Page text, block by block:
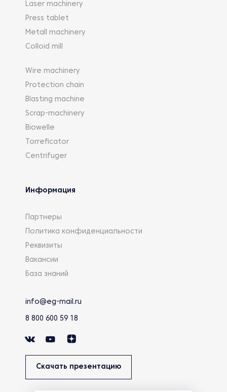
Laser machinery
Press tablet
Metall machinery
Colloid mill
Wire machinery
Protection chain
Blasting machine
Scrap-machinery
Biowelle
Torreficator
Centrifuger
Информация
Партнеры
Политика конфиденциальности
Реквизиты
Вакансии
База знаний
info@eg-mail.ru
8 800 600 59 18
Скачать презентацию